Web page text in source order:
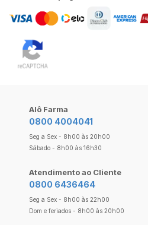
Alô Farma
0800 4004041
Seg a Sex - 8h00 às 20h00
Sábado - 8h00 às 16h30
Atendimento ao Cliente
0800 6436464
Seg a Sex - 8h00 às 22h00
Dom e feriados - 8h00 às 20h00